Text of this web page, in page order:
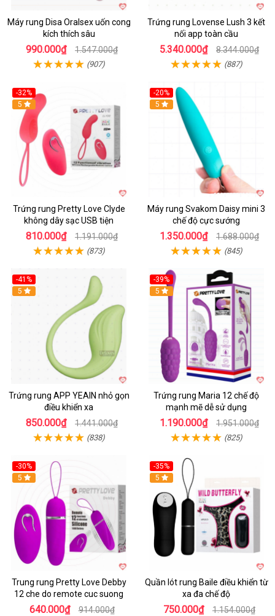
Máy rung Disa Oralsex uốn cong
kích thích sâu
990.000₫ 1.547.000₫
(907)
Trứng rung Lovense Lush 3 kết
nối app toàn cầu
5.340.000₫ 8.344.000₫
(887)
-32%
5
Trứng rung Pretty Love Clyde
không dây sạc USB tiện
810.000₫ 1.191.000₫
(873)
-20%
5
Máy rung Svakom Daisy mini 3
chế độ cực sướng
1.350.000₫ 1.688.000₫
(845)
-41%
Hot
5
Trứng rung APP YEAIN nhỏ gọn
điều khiển xa
850.000₫ 1.441.000₫
(838)
-39%
Hot
5
Trứng rung Maria 12 chế độ
mạnh mẽ dễ sử dụng
1.190.000₫ 1.951.000₫
(825)
-30%
Hot
5
Trung rung Pretty Love Debby
12 che do remote cuc suong
640.000₫ 914.000₫
-35%
Hot
5
Quần lót rung Baile điều khiển từ
xa đa chế độ
750.000₫ 1.154.000₫